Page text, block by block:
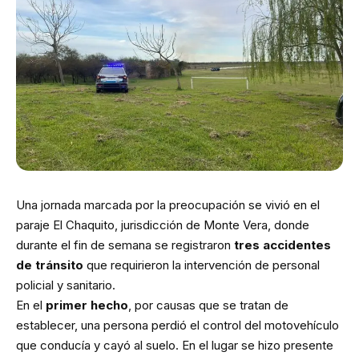
Una jornada marcada por la preocupación se vivió en el
paraje El Chaquito, jurisdicción de Monte Vera, donde
durante el fin de semana se registraron tres accidentes
de tránsito que requirieron la intervención de personal
policial y sanitario.
En el primer hecho, por causas que se tratan de
establecer, una persona perdió el control del motovehículo
que conducía y cayó al suelo. En el lugar se hizo presente